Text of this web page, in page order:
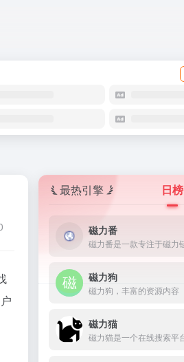
最热引擎 日榜
磁力番
磁力狗
磁力狗，丰富的资源内容
磁力猫